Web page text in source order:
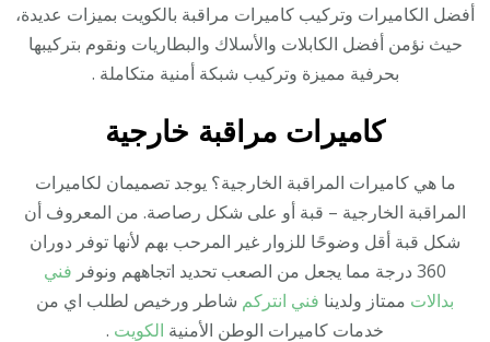
أفضل الكاميرات وتركيب كاميرات مراقبة بالكويت بميزات عديدة،
حيث نؤمن أفضل الكابلات والأسلاك والبطاريات ونقوم بتركيبها
بحرفية مميزة وتركيب شبكة أمنية متكاملة .
كاميرات مراقبة خارجية
ما هي كاميرات المراقبة الخارجية؟ يوجد تصميمان لكاميرات
المراقبة الخارجية – قبة أو على شكل رصاصة. من المعروف أن
شكل قبة أقل وضوحًا للزوار غير المرحب بهم لأنها توفر دوران
360 درجة مما يجعل من الصعب تحديد اتجاههم ونوفر
فني
بدالات ممتاز ولدينا فني انتركم شاطر ورخيص لطلب اي من
خدمات كاميرات الوطن الأمنية الكويت .